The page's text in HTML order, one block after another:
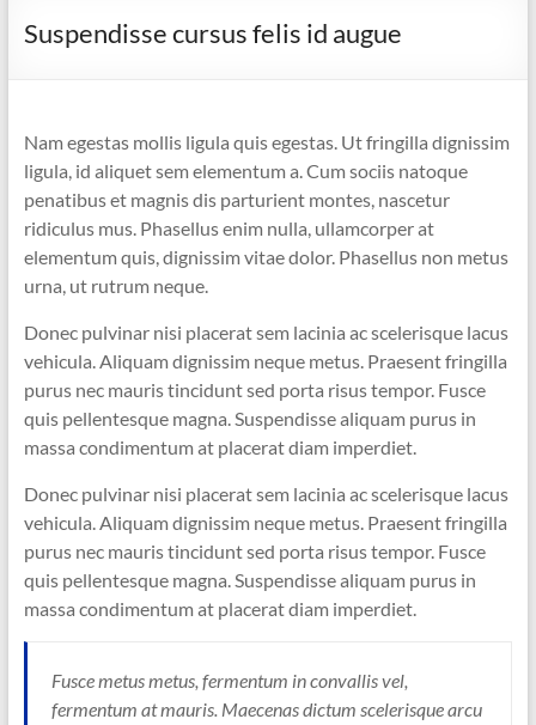
Suspendisse cursus felis id augue
Nam egestas mollis ligula quis egestas. Ut fringilla dignissim
ligula, id aliquet sem elementum a. Cum sociis natoque
penatibus et magnis dis parturient montes, nascetur
ridiculus mus. Phasellus enim nulla, ullamcorper at
elementum quis, dignissim vitae dolor. Phasellus non metus
urna, ut rutrum neque.
Donec pulvinar nisi placerat sem lacinia ac scelerisque lacus
vehicula. Aliquam dignissim neque metus. Praesent fringilla
purus nec mauris tincidunt sed porta risus tempor. Fusce
quis pellentesque magna. Suspendisse aliquam purus in
massa condimentum at placerat diam imperdiet.
Donec pulvinar nisi placerat sem lacinia ac scelerisque lacus
vehicula. Aliquam dignissim neque metus. Praesent fringilla
purus nec mauris tincidunt sed porta risus tempor. Fusce
quis pellentesque magna. Suspendisse aliquam purus in
massa condimentum at placerat diam imperdiet.
Fusce metus metus, fermentum in convallis vel,
fermentum at mauris. Maecenas dictum scelerisque arcu